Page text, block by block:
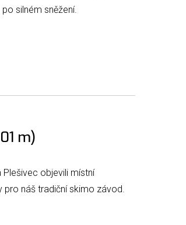
silném sněžení.
m)
objevili místní
pro náš tradiční skimo závod.